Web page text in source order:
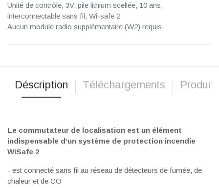
Unité de contrôle, 3V, pile lithium scellée, 10 ans,
interconnectable sans fil, Wi-safe 2
Aucun module radio supplémentaire (W2) requis
Déscription Téléchargements
Le commutateur de localisation est un élément
indispensable d’un système de protection incendie
WiSafe 2
- est connecté sans fil au réseau de détecteurs de fumée, de
chaleur et de CO